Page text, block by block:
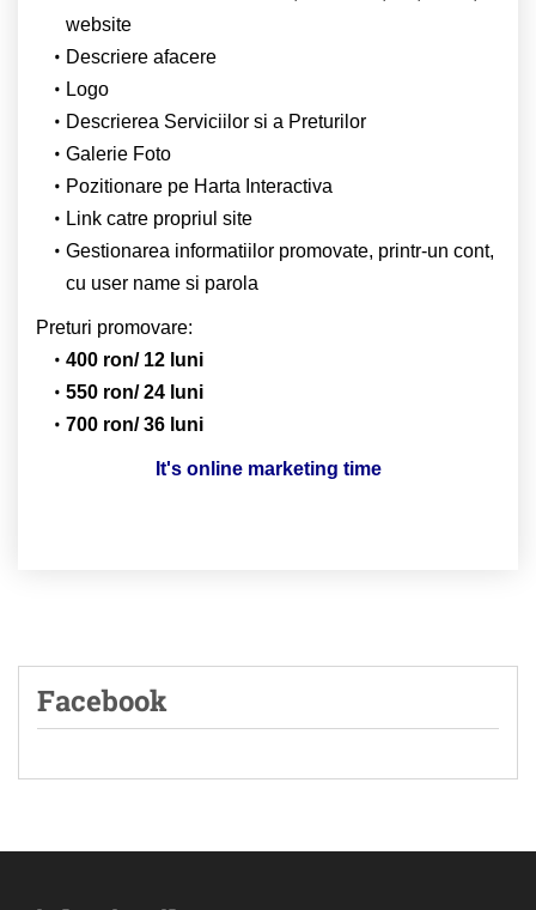
website
Descriere afacere
Logo
Descrierea Serviciilor si a Preturilor
Galerie Foto
Pozitionare pe Harta Interactiva
Link catre propriul site
Gestionarea informatiilor promovate, printr-un cont,
cu user name si parola
Preturi promovare:
400 ron/ 12 luni
550 ron/ 24 luni
700 ron/ 36 luni
It's online marketing time
Facebook